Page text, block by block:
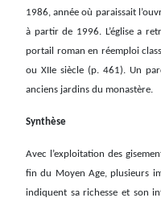
1986, année où paraissait
à partir de 1996. L’église a
portail roman en réemploi
ou XIIe siècle (p. 461). Un
anciens jardins du monastère.
Synthèse
Avec l’exploitation des
fin du Moyen Age, plusieurs
indiquent sa richesse et son